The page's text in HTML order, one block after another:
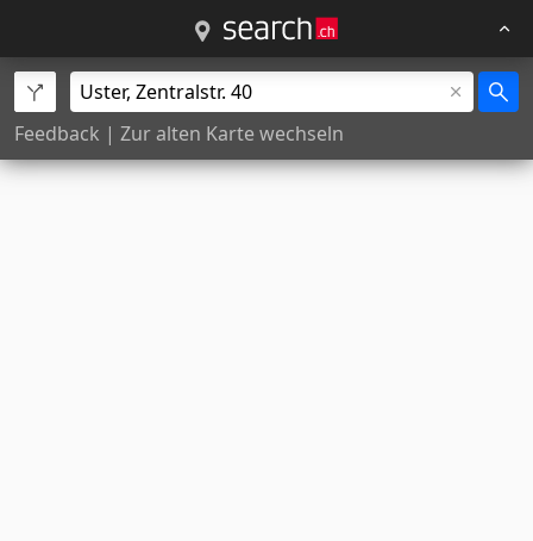
Feedback | Zur alten Karte wechseln